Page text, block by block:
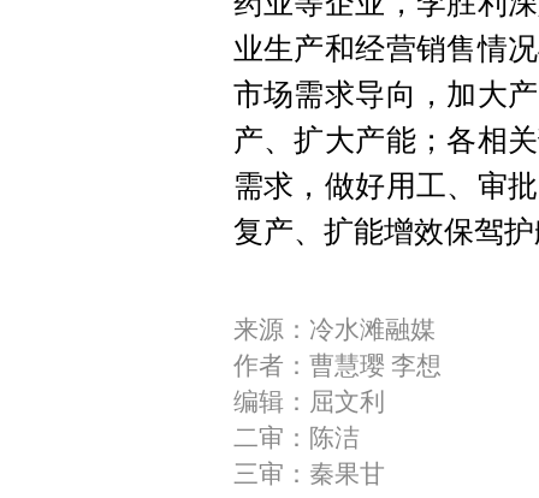
业生产和经营销售情
市场需求导向，加大
产、扩大产能；各相
需求，做好用工、审
复产、扩能增效保驾
来源：冷水滩融媒
作者：曹慧璎 李想
编辑：屈文利
二审：陈洁
三审：秦果甘